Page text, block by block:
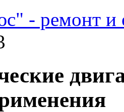
- ремонт и